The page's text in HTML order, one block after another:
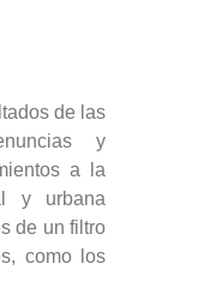
de las
y
a la
y urbana
de un filtro
como los